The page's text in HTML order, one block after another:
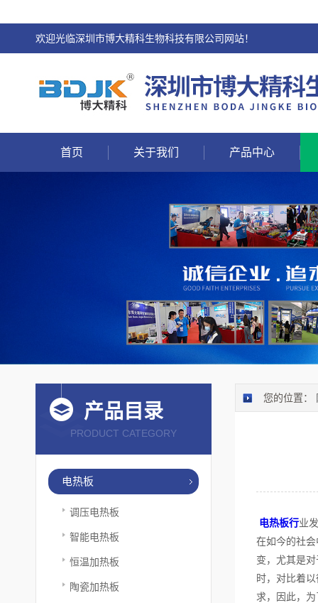
欢迎光临深圳市博大精科生物科技有限公司网站！
首页 关于我们 产品中心
产品目录
PRODUCT CATEGORY
电热板
调压电热板
智能电热板
恒温加热板
陶瓷加热板
您的位置：
电热板行业
在如今的社
变，尤其是
时，对比着
求，因此，